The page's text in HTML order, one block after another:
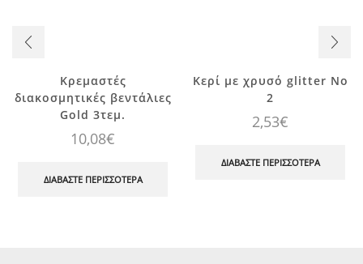
Κρεμαστές
διακοσμητικές βεντάλιες
Gold 3τεμ.
10,08€
ΔΙΑΒΆΣΤΕ ΠΕΡΙΣΣΌΤΕΡΑ
Κερί με χρυσό glitter Νο
2
2,53€
ΔΙΑΒΆΣΤΕ ΠΕΡΙΣΣΌΤΕΡΑ